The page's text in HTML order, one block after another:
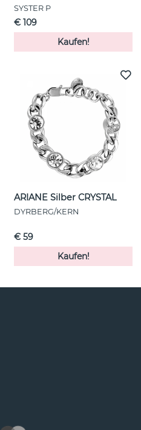
SYSTER P
€ 109
Kaufen!
ARIANE Silber CRYSTAL
DYRBERG/KERN
€ 59
Kaufen!